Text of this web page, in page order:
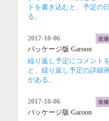
トを書き込むと、予定の
る。
2017-10-06 改
パッケージ版 Garoon
繰り返し予定にコメント
と、繰り返し予定の詳細
がある。
2017-10-06 改
パッケージ版 Garoon